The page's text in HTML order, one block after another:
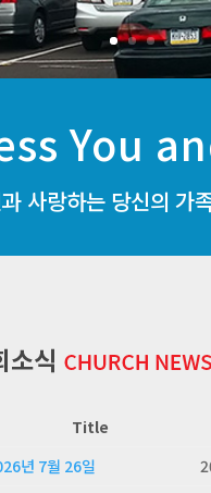
You
사랑하는 당신의 가
Title
년 7월 26일